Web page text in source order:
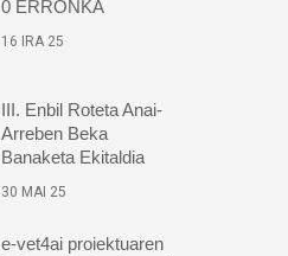
0 ERRONKA
16 IRA 25
III. Enbil Roteta Anai-
Arreben Beka
Banaketa Ekitaldia
30 MAI 25
e-vet4ai proiektuaren